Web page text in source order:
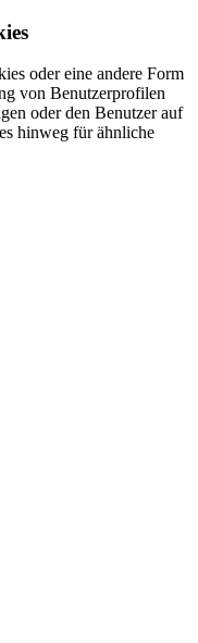
oder eine andere Form
von Benutzerprofilen
oder den Benutzer auf
hinweg für ähnliche